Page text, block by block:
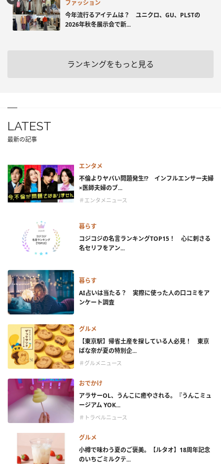
ファッション
今年流行るアイテムは？ ユニクロ、GU、PLSTの
2026年秋冬展示会で新...
ランキングをもっと見る
LATEST
最新の記事
エンタメ
不倫よりヤバい問題発生!? インフルエンサー夫婦
×医師夫婦のブ...
＃エンタメニュース
暮らす
コジコジの名言ランキングTOP15！ 心に刺さる
名セリフをアン...
暮らす
AI占いは当たる？ 実際に使った人の口コミをア
ンケート調査
グルメ
【東京駅】帰省土産を探している人必見！ 東京
ばな奈が夏の特別企...
＃グルメニュース
おでかけ
アラサーOL、うんこに癒やされる。『うんこミュ
ージアム YOK...
＃トラベルニュース
グルメ
小樽で味わう夏のご褒美。【ルタオ】18周年記念
のいちごミルクテ...